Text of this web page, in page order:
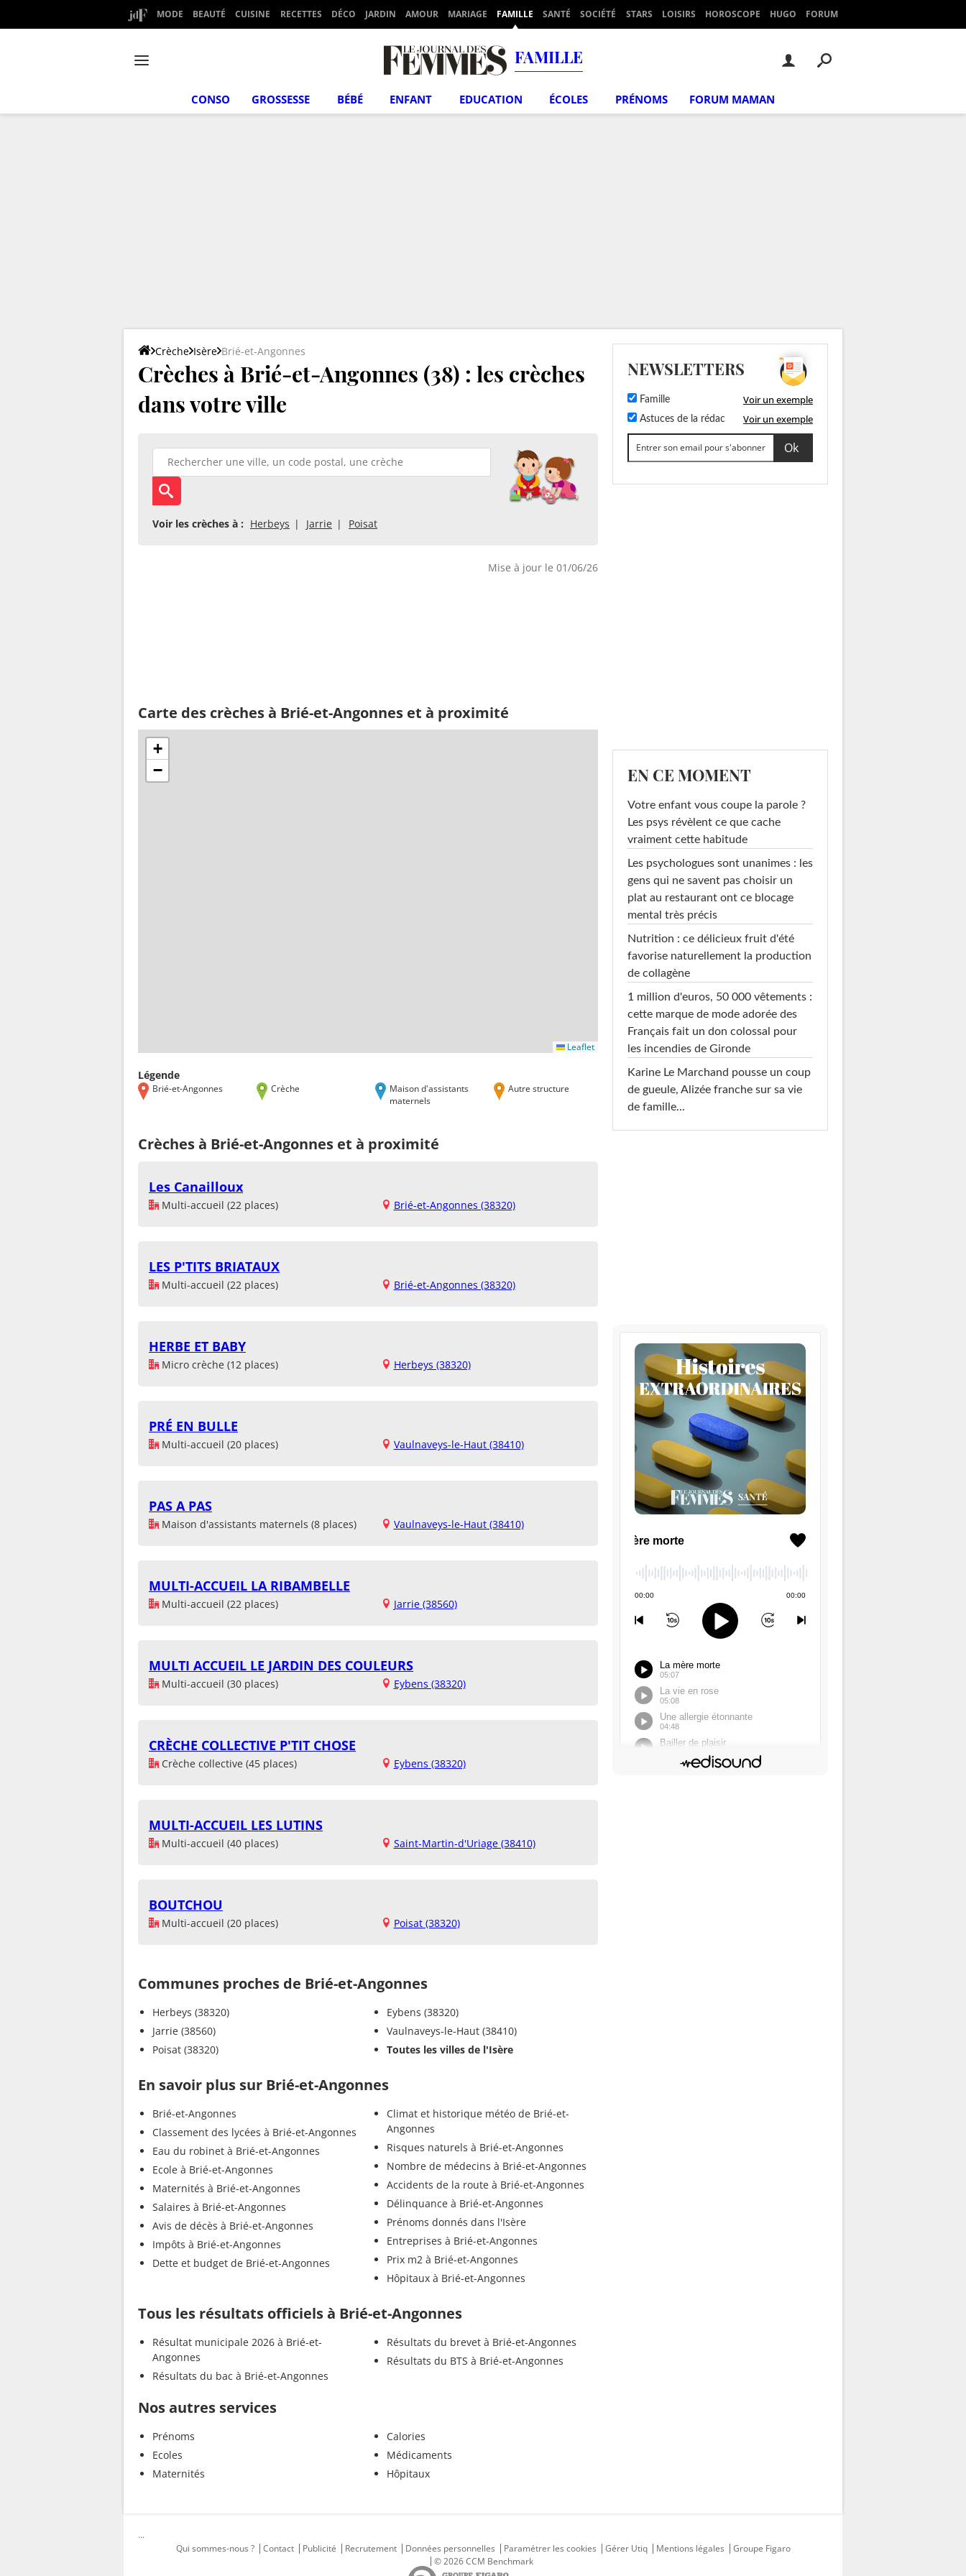
MODE BEAUTÉ CUISINE RECETTES DÉCO JARDIN AMOUR MARIAGE FAMILLE SANTÉ SOCIÉTÉ STARS LOISIRS HOROSCOPE HUGO FORUM
FAMILLE
CONSO GROSSESSE BÉBÉ ENFANT EDUCATION ÉCOLES PRÉNOMS FORUM MAMAN
Crèche Isère Brié-et-Angonnes
Crèches à Brié-et-Angonnes (38) : les crèches
dans votre ville
Voir les crèches à : Herbeys Jarrie Poisat
Mise à jour le 01/06/26
Carte des crèches à Brié-et-Angonnes et à proximité
+
−
Leaflet
Légende
Brié-et-Angonnes Crèche
Maison d'assistants
maternels
Autre structure
Crèches à Brié-et-Angonnes et à proximité
Les Canailloux
Multi-accueil (22 places) Brié-et-Angonnes (38320)
LES P'TITS BRIATAUX
Multi-accueil (22 places) Brié-et-Angonnes (38320)
HERBE ET BABY
Micro crèche (12 places) Herbeys (38320)
PRÉ EN BULLE
Multi-accueil (20 places) Vaulnaveys-le-Haut (38410)
PAS A PAS
Maison d'assistants maternels (8 places) Vaulnaveys-le-Haut (38410)
MULTI-ACCUEIL LA RIBAMBELLE
Multi-accueil (22 places) Jarrie (38560)
MULTI ACCUEIL LE JARDIN DES COULEURS
Multi-accueil (30 places) Eybens (38320)
CRÈCHE COLLECTIVE P'TIT CHOSE
Crèche collective (45 places) Eybens (38320)
MULTI-ACCUEIL LES LUTINS
Multi-accueil (40 places) Saint-Martin-d'Uriage (38410)
BOUTCHOU
Multi-accueil (20 places) Poisat (38320)
Communes proches de Brié-et-Angonnes
Herbeys (38320)
Jarrie (38560)
Poisat (38320)
Eybens (38320)
Vaulnaveys-le-Haut (38410)
Toutes les villes de l'Isère
En savoir plus sur Brié-et-Angonnes
Brié-et-Angonnes
Classement des lycées à Brié-et-Angonnes
Eau du robinet à Brié-et-Angonnes
Ecole à Brié-et-Angonnes
Maternités à Brié-et-Angonnes
Salaires à Brié-et-Angonnes
Avis de décès à Brié-et-Angonnes
Impôts à Brié-et-Angonnes
Dette et budget de Brié-et-Angonnes
Climat et historique météo de Brié-et-
Angonnes
Risques naturels à Brié-et-Angonnes
Nombre de médecins à Brié-et-Angonnes
Accidents de la route à Brié-et-Angonnes
Délinquance à Brié-et-Angonnes
Prénoms donnés dans l'Isère
Entreprises à Brié-et-Angonnes
Prix m2 à Brié-et-Angonnes
Hôpitaux à Brié-et-Angonnes
Tous les résultats officiels à Brié-et-Angonnes
Résultat municipale 2026 à Brié-et-
Angonnes
Résultats du bac à Brié-et-Angonnes
Résultats du brevet à Brié-et-Angonnes
Résultats du BTS à Brié-et-Angonnes
Nos autres services
Prénoms
Ecoles
Maternités
Calories
Médicaments
Hôpitaux
NEWSLETTERS
Famille Voir un exemple
Astuces de la rédac Voir un exemple
EN CE MOMENT
Votre enfant vous coupe la parole ?
Les psys révèlent ce que cache
vraiment cette habitude
Les psychologues sont unanimes : les
gens qui ne savent pas choisir un
plat au restaurant ont ce blocage
mental très précis
Nutrition : ce délicieux fruit d'été
favorise naturellement la production
de collagène
1 million d'euros, 50 000 vêtements :
cette marque de mode adorée des
Français fait un don colossal pour
les incendies de Gironde
Karine Le Marchand pousse un coup
de gueule, Alizée franche sur sa vie
de famille...
...
Qui sommes-nous ?
Contact Publicité Recrutement Données personnelles Paramétrer les cookies Gérer Utiq Mentions légales
Groupe Figaro
© 2026 CCM Benchmark